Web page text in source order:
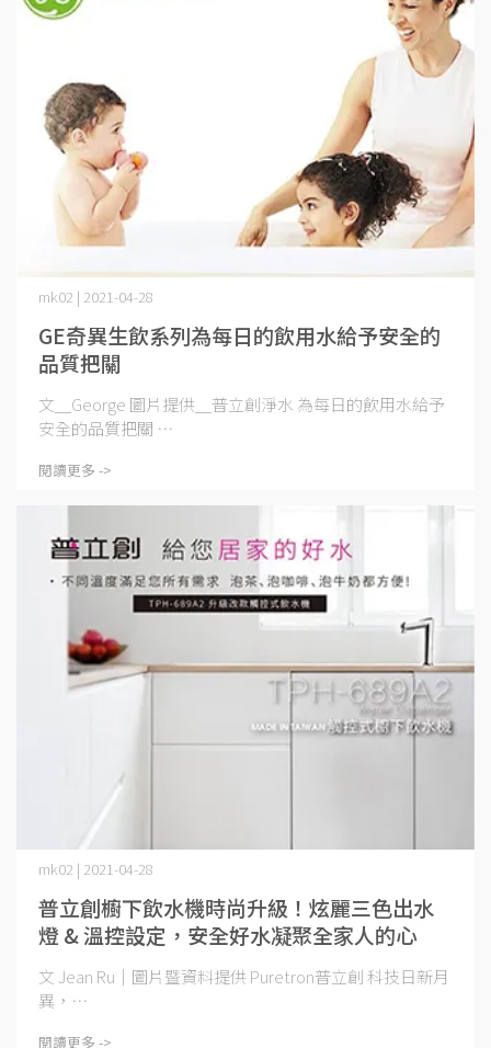
GE奇異生飲系列為每日的飲用水給予安全的
品質把關
mk02 | 2021-04-28
文＿George 圖片提供＿普立創淨水 為每日的飲用水給予
安全的品質把關 ⋯
閱讀更多 ->
普立創櫥下飲水機時尚升級！炫麗三色出水
燈 & 溫控設定，安全好水凝聚全家人的心
mk02 | 2021-04-28
文 Jean Ru｜圖片暨資料提供 Puretron普立創 科技日新月
異，⋯
閱讀更多 ->